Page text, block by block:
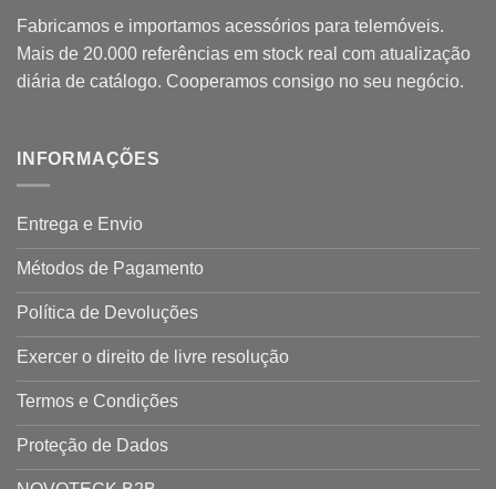
Fabricamos e importamos acessórios para telemóveis.
Mais de 20.000 referências em stock real com atualização
diária de catálogo. Cooperamos consigo no seu negócio.
INFORMAÇÕES
Entrega e Envio
Métodos de Pagamento
Política de Devoluções
Exercer o direito de livre resolução
Termos e Condições
Proteção de Dados